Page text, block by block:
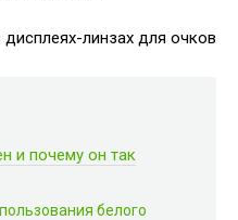
и почему он так
белого